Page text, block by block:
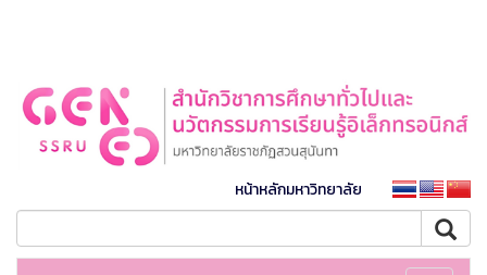
หน้าหลักมหาวิทยาลัย